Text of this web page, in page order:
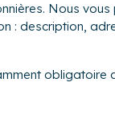
Nous
: description,
obligatoire